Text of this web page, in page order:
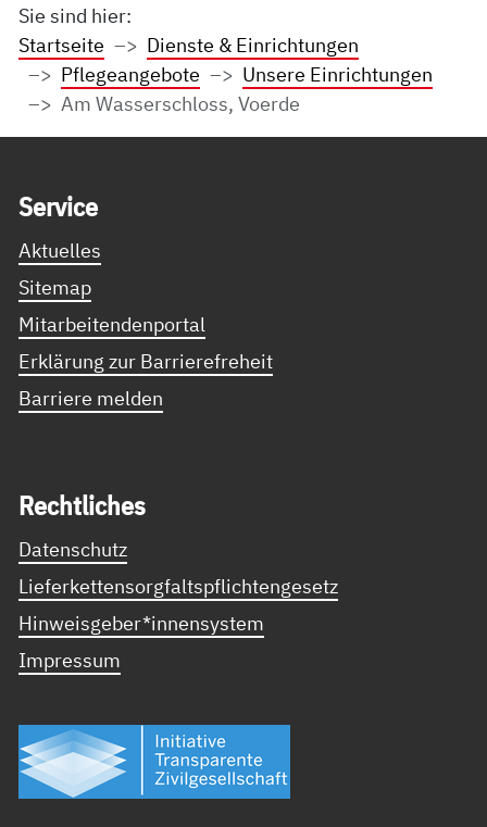
Sie sind hier:
Startseite
Dienste & Einrichtungen
Pflegeangebote
Unsere Einrichtungen
Am Wasserschloss, Voerde
Ser­vice
Aktuelles
Sitemap
Mitarbeitendenportal
Erklärung zur Barrierefreheit
Barriere melden
Recht­li­ches
Datenschutz
Lieferkettensorgfaltspflichtengesetz
Hinweisgeber*innensystem
Impressum